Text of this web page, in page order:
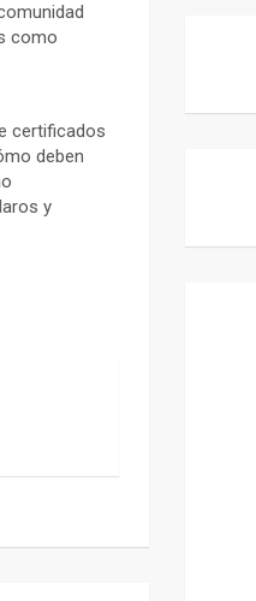
como
certificados
deben
y